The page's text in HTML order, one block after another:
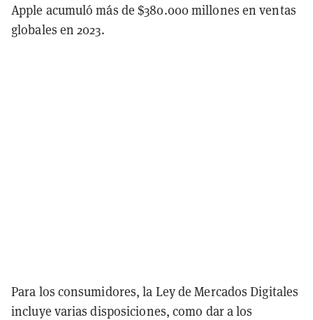
Apple acumuló más de $380.000 millones en ventas
globales en 2023.
Para los consumidores, la Ley de Mercados Digitales
incluye varias disposiciones, como dar a los